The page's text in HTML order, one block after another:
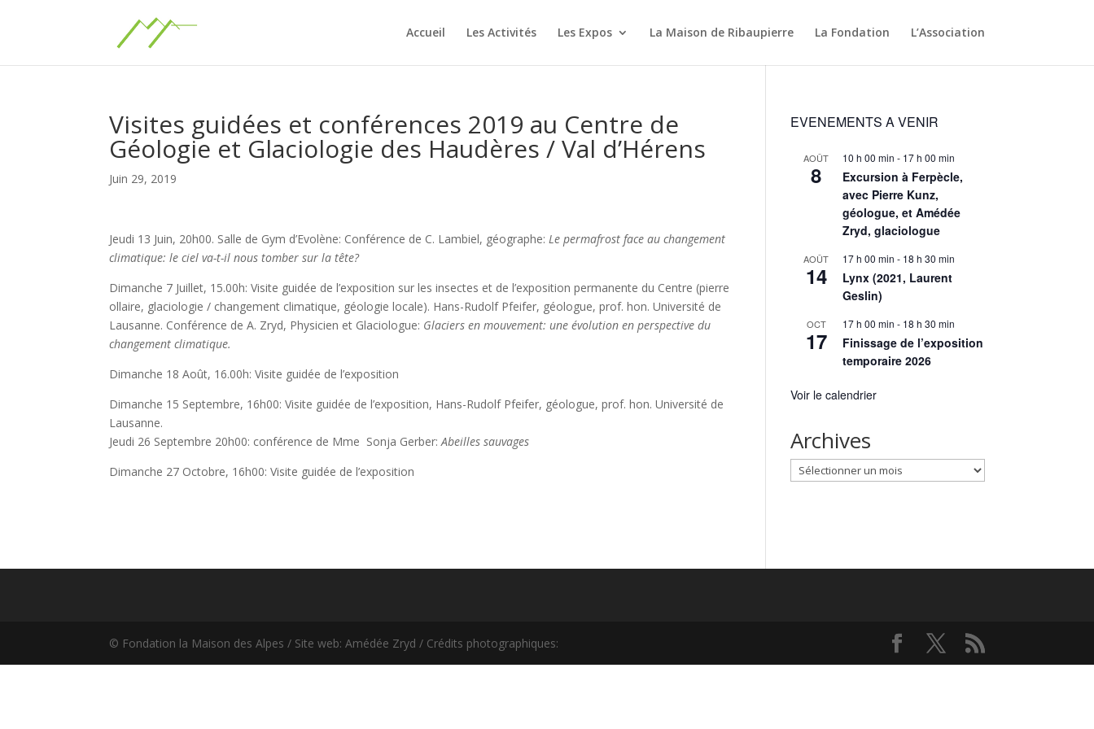
Accueil Les Activités Les Expos La Maison de Ribaupierre La Fondation L’Association
Visites guidées et conférences 2019 au Centre de
Géologie et Glaciologie des Haudères / Val d’Hérens
Juin 29, 2019
Jeudi 13 Juin, 20h00. Salle de Gym d’Evolène: Conférence de C. Lambiel, géographe:Le permafrost face au changement
climatique: le ciel va-t-il nous tomber sur la tête?
Dimanche 7 Juillet, 15.00h: Visite guidée de l’exposition sur les insectes et de l’exposition permanente du Centre (pierre
ollaire, glaciologie / changement climatique, géologie locale). Hans-Rudolf Pfeifer, géologue, prof. hon. Université de
Lausanne. Conférence de A. Zryd, Physicien et Glaciologue: Glaciers en mouvement: une évolution en perspective du
changement climatique.
Dimanche 18 Août, 16.00h: Visite guidée de l’exposition
Dimanche 15 Septembre, 16h00: Visite guidée de l’exposition, Hans-Rudolf Pfeifer, géologue, prof. hon. Université de
Lausanne.
Jeudi 26 Septembre 20h00: conférence de Mme Sonja Gerber:Abeilles sauvages
Dimanche 27 Octobre, 16h00: Visite guidée de l’exposition
EVENEMENTS A VENIR
AOÛT
8
10 h 00 min - 17 h 00 min
Excursion à Ferpècle,
avec Pierre Kunz,
géologue, et Amédée
Zryd, glaciologue
AOÛT
14
17 h 00 min - 18 h 30 min
Lynx (2021, Laurent
Geslin)
OCT
17
17 h 00 min - 18 h 30 min
Finissage de l’exposition
temporaire 2026
Voir le calendrier
Archives
Archives
© Fondation la Maison des Alpes / Site web: Amédée Zryd / Crédits photographiques: